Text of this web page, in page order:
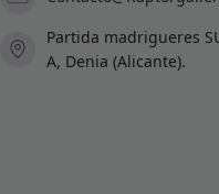
Partida madrigueres
A, Denia (Alicante).